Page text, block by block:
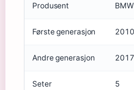
Produsent
Første generasjon
Andre generasjon
Seter 5